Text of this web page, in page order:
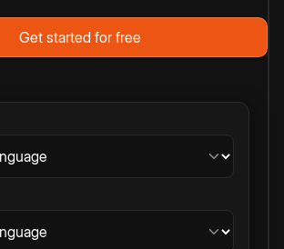
Get started for free